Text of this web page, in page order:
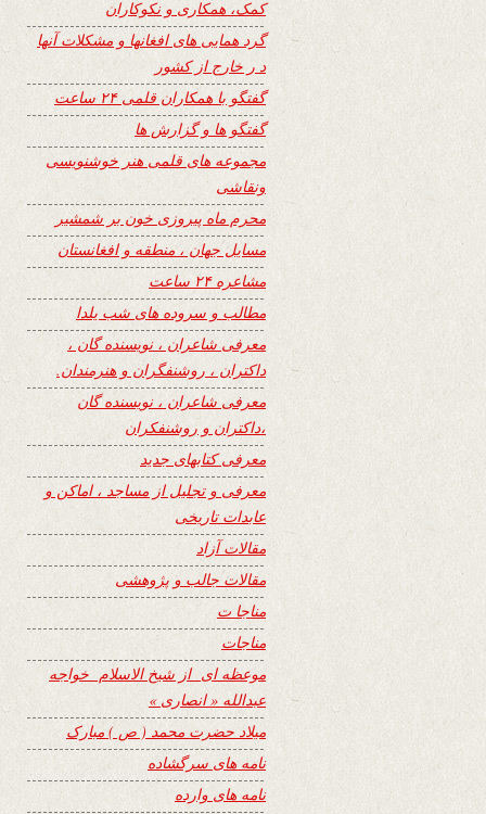
کمک، همکاری و نکوکاران
گرد همایی های افغانها و مشکلات آنها
د ر خارج از کشور
گفتگو با همکاران قلمی ۲۴ ساعت
گفتگو ها و گزارش ها
مجموعه های قلمی هنر خوشنویسی
ونقاشی
محرم ماه پیروزی خون بر شمشیر
مسایل جهان ، منطقه و افغانستان
مشاعره ۲۴ ساعت
مطالب و سروده های شب یلدا
معرفی شاعران ، نویسنده گان ،
داکتران ، روشنفگران و هنرمندان.
معرفی شاعران ، نویسنده گان
،داکتران و روشنفکران
معرفی کتابهای جدید
معرفی و تجلیل از مساجد ، اماکن و
عابدات تاریخی
مقالات آزاد
مقالات جالب و پژوهشی
مناجا ت
مناجات
موعظه ای از شیخ الاسلام خواجه
عبدالله « انصاری »
میلاد حضرت محمد ( ص ) مبارک
نامه های سرگشاده
نامه های وارده